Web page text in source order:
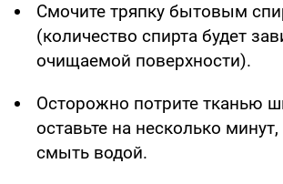
Смочите тряпку бытовым
(количество спирта будет
очищаемой поверхности).
Осторожно потрите тканью
оставьте на несколько
смыть водой.